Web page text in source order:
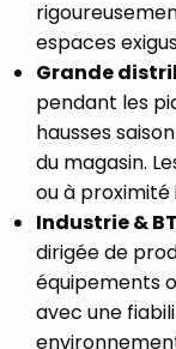
espaces
Grande
pendant les
hausses
du magasin.
ou à proximité
Industrie &
dirigée de
équipements
avec une